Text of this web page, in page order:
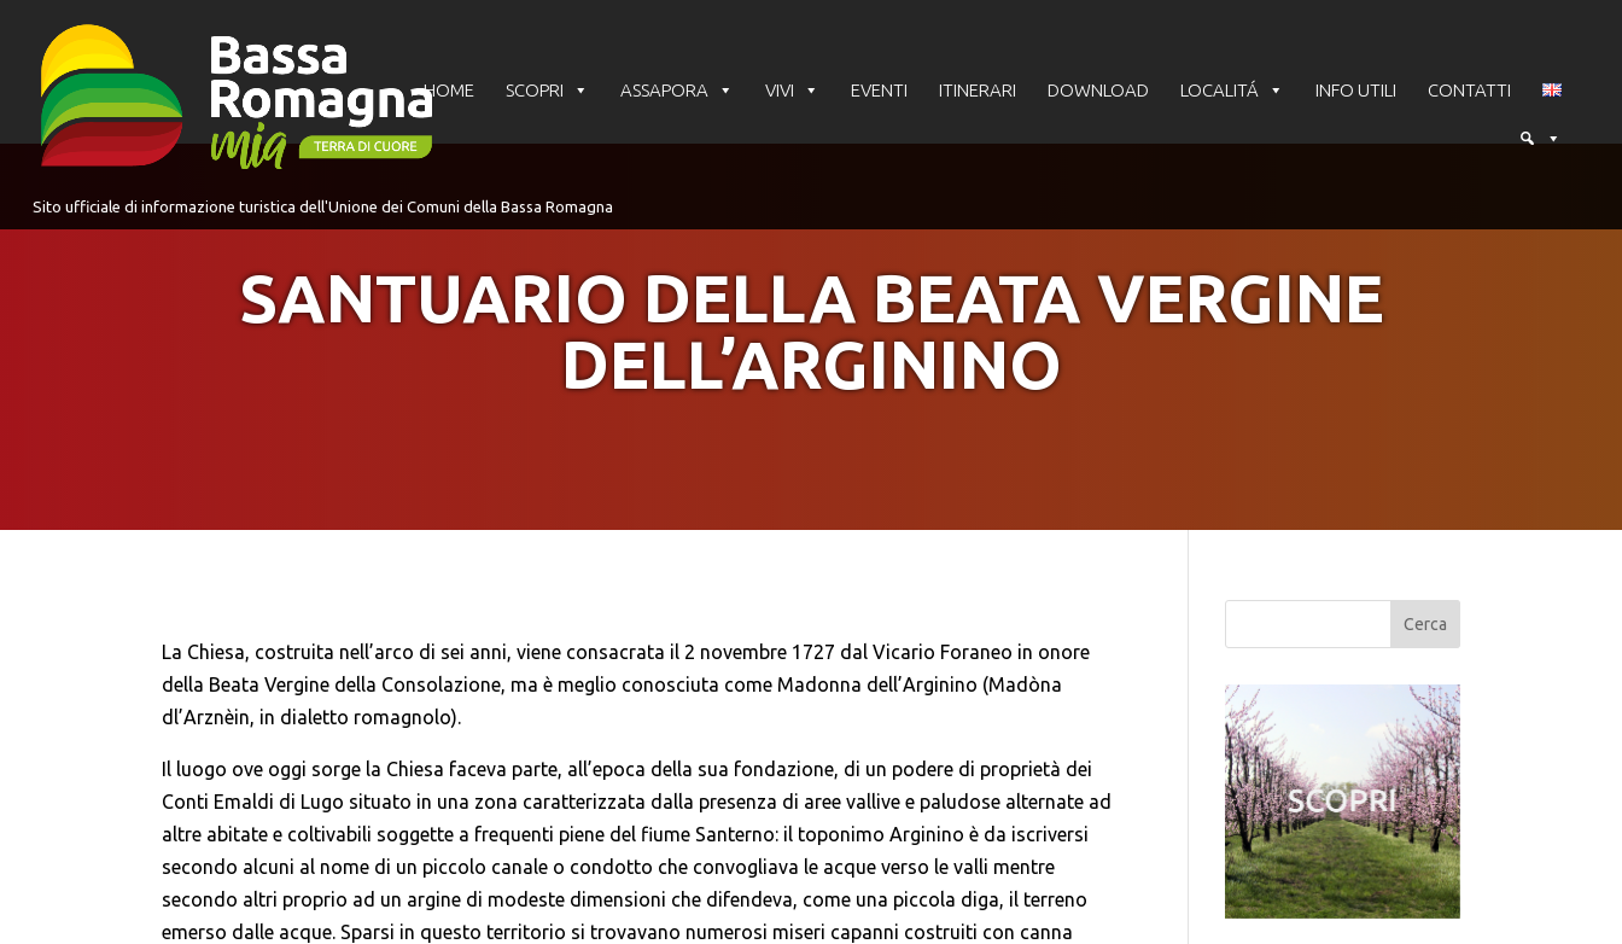
HOME SCOPRI ASSAPORA VIVI EVENTI ITINERARI DOWNLOAD LOCALITÁ INFO UTILI CONTATTI
SANTUARIO DELLA BEATA VERGINE
DELL’ARGININO
La Chiesa, costruita nell’arco di sei anni, viene consacrata il 2 novembre 1727 dal Vicario Foraneo in onore
della Beata Vergine della Consolazione, ma è meglio conosciuta come Madonna dell’Arginino (Madòna
dl’Arznèin, in dialetto romagnolo).
Il luogo ove oggi sorge la Chiesa faceva parte, all’epoca della sua fondazione, di un podere di proprietà dei
Conti Emaldi di Lugo situato in una zona caratterizzata dalla presenza di aree vallive e paludose alternate ad
altre abitate e coltivabili soggette a frequenti piene del fiume Santerno: il toponimo Arginino è da iscriversi
secondo alcuni al nome di un piccolo canale o condotto che convogliava le acque verso le valli mentre
secondo altri proprio ad un argine di modeste dimensioni che difendeva, come una piccola diga, il terreno
emerso dalle acque. Sparsi in questo territorio si trovavano numerosi miseri capanni costruiti con canna